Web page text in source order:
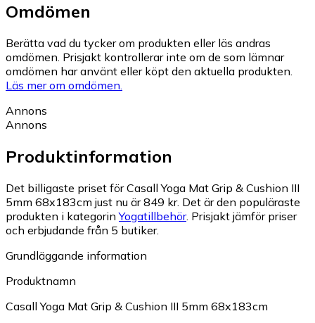
Omdömen
Berätta vad du tycker om produkten eller läs andras
omdömen. Prisjakt kontrollerar inte om de som lämnar
omdömen har använt eller köpt den aktuella produkten.
Läs mer om omdömen.
Annons
Annons
Produktinformation
Det billigaste priset för Casall Yoga Mat Grip & Cushion III
5mm 68x183cm just nu är 849 kr. Det är den populäraste
produkten i kategorinYogatillbehör. Prisjakt jämför priser
och erbjudande från 5 butiker.
Grundläggande information
Produktnamn
Casall Yoga Mat Grip & Cushion III 5mm 68x183cm